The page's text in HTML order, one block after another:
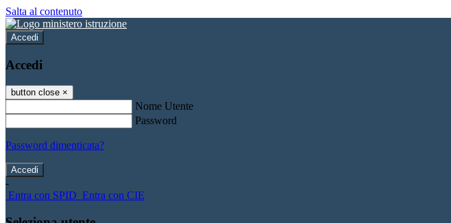
Salta al contenuto
Accedi
Accedi
button close ×
Nome Utente
Password
Password dimenticata?
-
Entra con SPID Entra con CIE